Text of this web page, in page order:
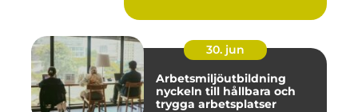
30. jun
Arbetsmiljöutbildning
nyckeln till hållbara och
trygga arbetsplatser